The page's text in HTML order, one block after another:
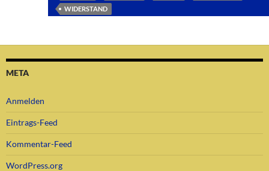
WIDERSTAND
META
Anmelden
Eintrags-Feed
Kommentar-Feed
WordPress.org